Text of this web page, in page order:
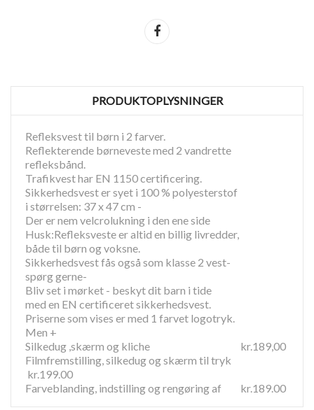
PRODUKTOPLYSNINGER
Refleksvest til børn i 2 farver.
Reflekterende børneveste med 2 vandrette
refleksbånd.
Trafikvest har EN 1150 certificering.
Sikkerhedsvest er syet i 100 % polyesterstof
i størrelsen: 37 x 47 cm -
Der er nem velcrolukning i den ene side
Husk:Refleksveste er altid en billig livredder,
både til børn og voksne.
Sikkerhedsvest fås også som klasse 2 vest-
spørg gerne-
Bliv set i mørket - beskyt dit barn i tide
med en EN certificeret sikkerhedsvest.
Priserne som vises er med 1 farvet logotryk.
Men +
Silkedug ,skærm og kliche kr.189,00
Filmfremstilling, silkedug og skærm til tryk
kr.199.00
Farveblanding, indstilling og rengøring af kr.189.00